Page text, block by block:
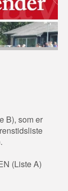
B), som er
(Liste A)